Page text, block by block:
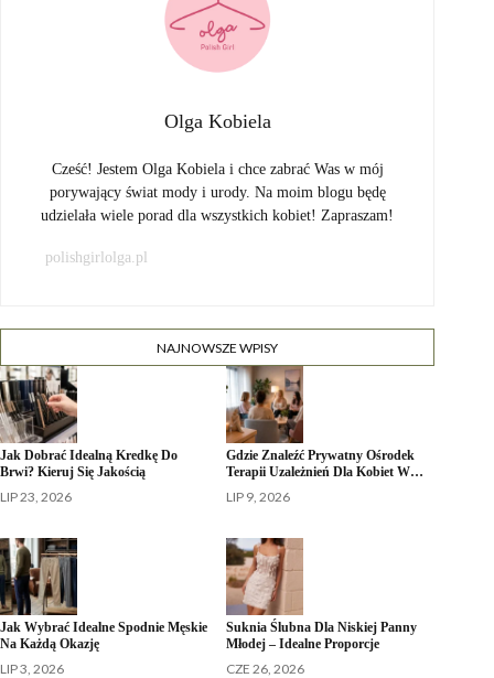
Olga Kobiela
Cześć! Jestem Olga Kobiela i chce zabrać Was w mój
porywający świat mody i urody. Na moim blogu będę
udzielała wiele porad dla wszystkich kobiet! Zapraszam!
polishgirlolga.pl
NAJNOWSZE WPISY
Jak Dobrać Idealną Kredkę Do
Brwi? Kieruj Się Jakością
LIP 23, 2026
Gdzie Znaleźć Prywatny Ośrodek
Terapii Uzależnień Dla Kobiet W…
LIP 9, 2026
Jak Wybrać Idealne Spodnie Męskie
Na Każdą Okazję
LIP 3, 2026
Suknia Ślubna Dla Niskiej Panny
Młodej – Idealne Proporcje
CZE 26, 2026